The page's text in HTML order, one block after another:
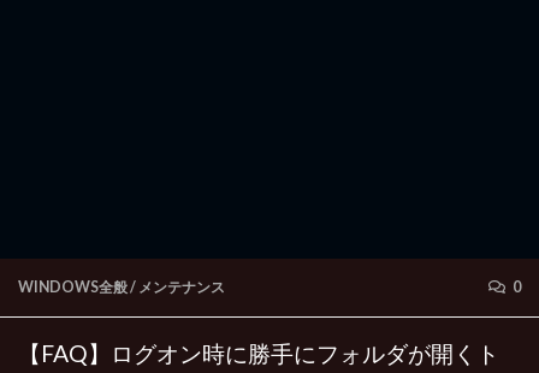
WINDOWS全般/ メンテナンス 0
【FAQ】ログオン時に勝手にフォルダが開くト